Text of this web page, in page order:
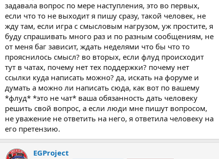
нескольку слов.
задавала вопрос по мере наступления, это во первых,
если что то не выходит я пишу сразу, такой человек, не
жду там, если игра с смысловым нагрузом, уж простите, я
буду спрашивать много раз и по разным сообщениям, не
от меня баг зависит, ждать неделями что бы что то
прояснилось смысл? во вторых, если флуд происходит
тут в чатах, почему нет тех поддержки? почему нет
ссылки куда написать можно? да, искать на форуме и
думать а можно ли написать сюда, как вот по вашему
*флуд* *это не чат* ваша обязанность дать человеку
решить свой вопрос, а если люди мне пишут вопросом,
не уважение не ответить на него, я ответила человеку на
его претензию.
EGProject